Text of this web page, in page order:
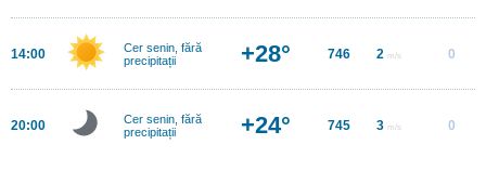
14:00
Cer senin, fără
precipitații
+28° 746 2 m/s 0
20:00
Cer senin, fără
precipitații
+24° 745 3 m/s 0